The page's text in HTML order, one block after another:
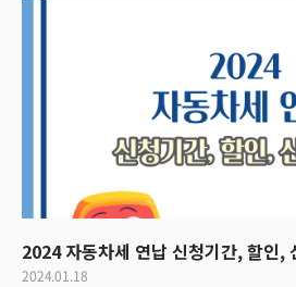
2024 자동차세 연납 신청기간, 할인,
2024.01.18